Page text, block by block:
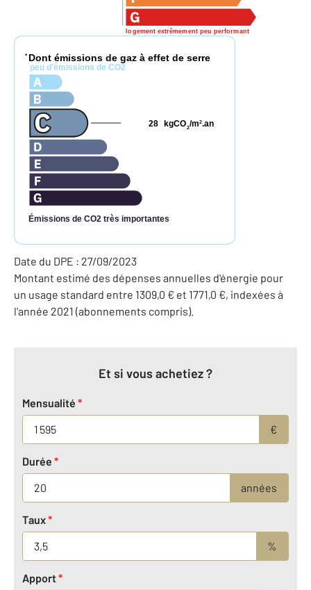
logement extrêmement peu performant
* Dont émissions de gaz à effet de serre
peu d'émissions de CO2
Émissions de CO2 très importantes
kgCO2/m2.an
28
Date du DPE : 27/09/2023
Montant estimé des dépenses annuelles d'énergie pour
un usage standard entre 1309,0 € et 1771,0 €, indexées à
l'année 2021 (abonnements compris).
Et si vous achetiez ?
Mensualité *
€
Durée *
années
Taux*
%
Apport*